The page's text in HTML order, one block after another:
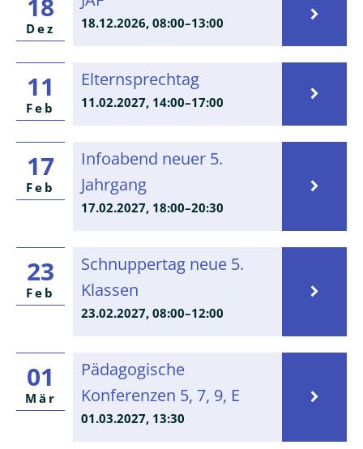
18
Dez 18.12.2026, 08:00–13:00
11
Feb
Elternsprechtag
11.02.2027, 14:00–17:00
17
Feb
Infoabend neuer 5.
Jahrgang
17.02.2027, 18:00–20:30
23
Feb
Schnuppertag neue 5.
Klassen
23.02.2027, 08:00–12:00
01
Mär
Pädagogische
Konferenzen 5, 7, 9, E
01.03.2027, 13:30
9,